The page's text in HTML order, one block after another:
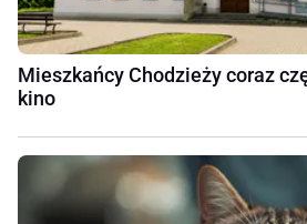
Mieszkańcy Chodzieży coraz
kino